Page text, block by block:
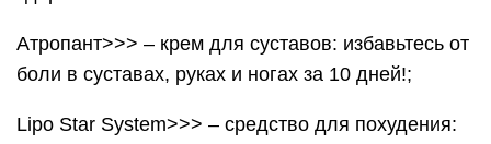
Атропант>>> – крем для суставов: избавьтесь от
боли в суставах, руках и ногах за 10 дней!;
Lipo Star System>>> – средство для похудения: